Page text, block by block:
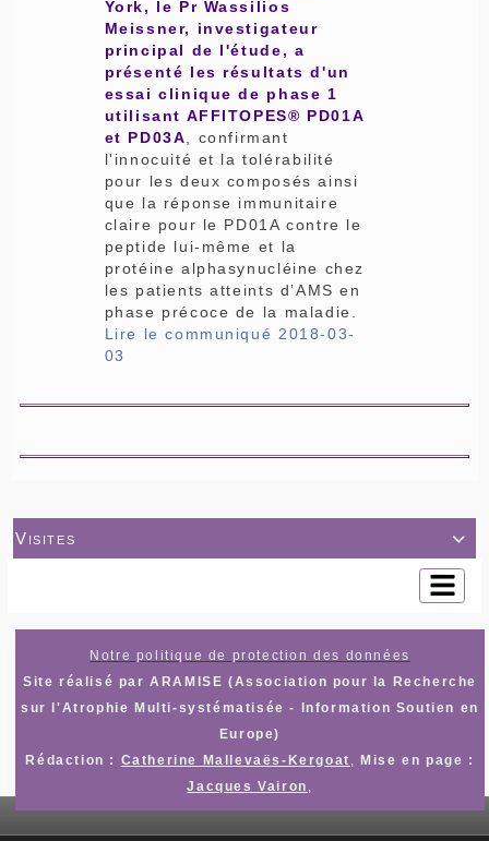
York, le Pr Wassilios
Meissner, investigateur
principal de l'étude, a
présenté les résultats d'un
essai clinique de phase 1
utilisant AFFITOPES® PD01A
et PD03A , confirmant
l'innocuité et la tolérabilité
pour les deux composés ainsi
que la réponse immunitaire
claire pour le PD01A contre le
peptide lui-même et la
protéine alphasynucléine chez
les patients atteints d’AMS en
phase précoce de la maladie.
Lire le communiqué 2018-03-
03

Visites
Notre politique de protection des données
Site réalisé par ARAMISE (Association pour la Recherche
sur l'Atrophie Multi-systématisée - Information Soutien en
Europe)
Rédaction : Catherine Mallevaës-Kergoat , Mise en page :
Jacques Vairon ,